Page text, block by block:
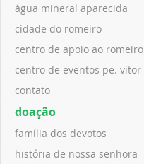
água mineral aparecida
cidade do romeiro
centro de apoio ao romeiro
centro de eventos pe. vitor
contato
doação
família dos devotos
história de nossa senhora